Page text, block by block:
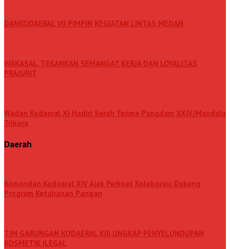
DANKODAERAL VII PIMPIN KEGIATAN LINTAS MEDAN
WAKASAL, TEKANKAN SEMANGAT KERJA DAN LOYALITAS
PRAJURIT
Wadan Kodaeral XI Hadiri Serah Terima Pangdam XXIV/Mandala
Trikora
Daerah
Komandan Kodaeral XIV Ajak Perkuat Kolaborasi Dukung
Program Ketahanan Pangan
TIM GABUNGAN KODAERAL XIII UNGKAP PENYELUNDUPAN
KOSMETIK ILEGAL